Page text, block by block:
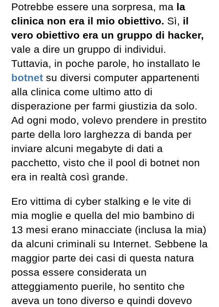
Potrebbe essere una sorpresa, ma la
clinica non era il mio obiettivo. Sì, il
vero obiettivo era un gruppo di hacker,
vale a dire un gruppo di individui.
Tuttavia, in poche parole, ho installato le
botnet su diversi computer appartenenti
alla clinica come ultimo atto di
disperazione per farmi giustizia da solo.
Ad ogni modo, volevo prendere in prestito
parte della loro larghezza di banda per
inviare alcuni megabyte di dati a
pacchetto, visto che il pool di botnet non
era in realtà così grande.
Ero vittima di cyber stalking e le vite di
mia moglie e quella del mio bambino di
13 mesi erano minacciate (inclusa la mia)
da alcuni criminali su Internet. Sebbene la
maggior parte dei casi di questa natura
possa essere considerata un
atteggiamento puerile, ho sentito che
aveva un tono diverso e quindi dovevo